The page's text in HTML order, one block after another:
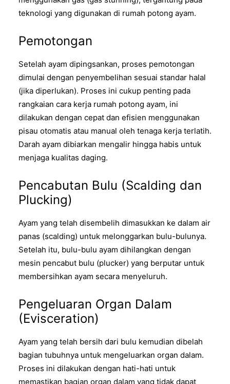
teknologi yang digunakan di rumah potong ayam.
Pemotongan
Setelah ayam dipingsankan, proses pemotongan
dimulai dengan penyembelihan sesuai standar halal
(jika diperlukan). Proses ini cukup penting pada
rangkaian cara kerja rumah potong ayam, ini
dilakukan dengan cepat dan efisien menggunakan
pisau otomatis atau manual oleh tenaga kerja terlatih.
Darah ayam dibiarkan mengalir hingga habis untuk
menjaga kualitas daging.
Pencabutan Bulu (Scalding dan
Plucking)
Ayam yang telah disembelih dimasukkan ke dalam air
panas (scalding) untuk melonggarkan bulu-bulunya.
Setelah itu, bulu-bulu ayam dihilangkan dengan
mesin pencabut bulu (plucker) yang berputar untuk
membersihkan ayam secara menyeluruh.
Pengeluaran Organ Dalam
(Evisceration)
Ayam yang telah bersih dari bulu kemudian dibelah
bagian tubuhnya untuk mengeluarkan organ dalam.
Proses ini dilakukan dengan hati-hati untuk
memastikan bagian organ dalam yang tidak dapat